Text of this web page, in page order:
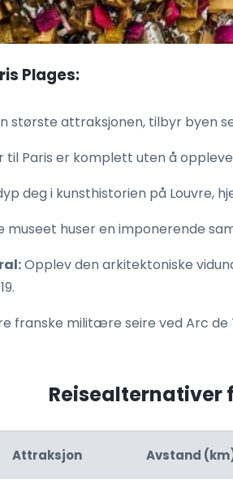
Plages:
største attraksjonen, tilbyr
til Paris er komplett uten å
deg i kunsthistorien på Louvre,
museet huser en imponerende
Opplev den arkitektoniske
franske militære seire ved Arc
Reisealternativer
Attraksjon Avstand